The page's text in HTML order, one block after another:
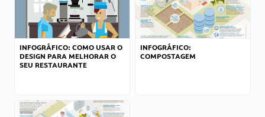
INFOGRÁFICO: COMO USAR O
DESIGN PARA MELHORAR O
SEU RESTAURANTE
INFOGRÁFICO:
COMPOSTAGEM